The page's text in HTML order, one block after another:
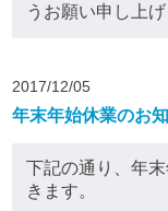
うお願い申し上げ
2017/12/05
年末年始休業のお
下記の通り、年
きます。